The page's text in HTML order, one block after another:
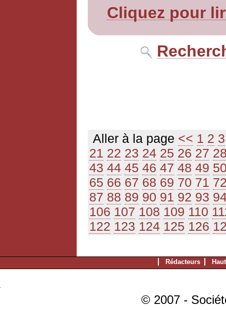
Cliquez pour
Aller à la page << 1 2 3
21 22 23 24 25 26 27
43 44 45 46 47 48 49
65 66 67 68 69 70 71
87 88 89 90 91 92 93
106 107 108 109 110
122 123 124 125 126
Rédacteurs
© 2007 -